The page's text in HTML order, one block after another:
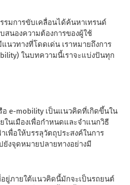
รมการขับเคลื่อนได้ค้นหาเทรนด์
สนองความต้องการของผู้ใช้
นวทางที่โดดเด่น เราหมายถึงการ
ในบทความนี้เราจะแบ่งปันทุก
e-mobility เป็นแนวคิดที่เกิดขึ้นใน
ในเมืองเพื่อกําหนดและจําแนกวิธี
เพื่อให้บรรลุวัตถุประสงค์ในการ
งจุดหมายปลายทางอย่างมี
ยู่ภายใต้แนวคิดนี้มักจะเป็นรถยนต์